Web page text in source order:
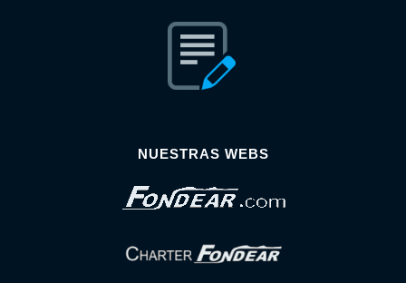
NUESTRAS WEBS